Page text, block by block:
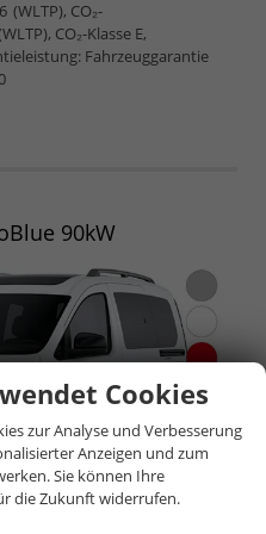
CO₂-
CO₂-Klasse E,
Fahrzeuggarantie
90kW
Cookies
zur Analyse und Verbesserung
Anzeigen und zum
Sie können Ihre
die Zukunft widerrufen.